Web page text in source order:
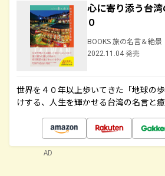
心に寄り添う台
０
BOOKS 旅の名言＆絶景
2022.11.04 発売
世界を４０年以上歩いてきた「地球の
けする、人生を輝かせる台湾の名言と
AD